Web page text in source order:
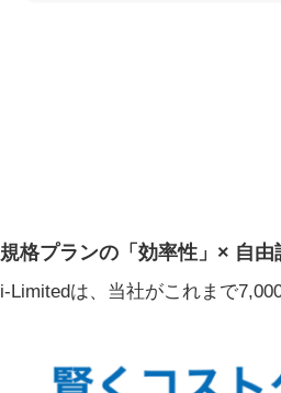
規格プランの「効率性」× 自
i-Limitedは、当社がこれまで